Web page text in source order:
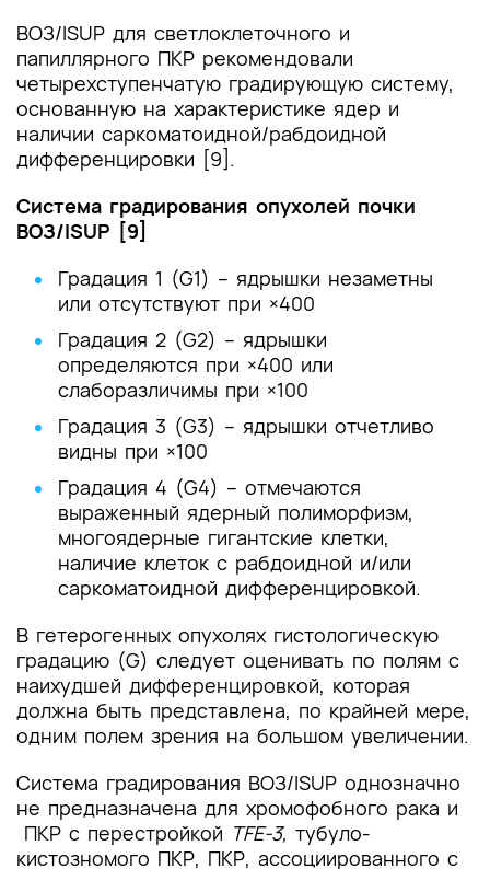
ВОЗ/ISUP для светлоклеточного и
папиллярного ПКР рекомендовали
четырехступенчатую градирующую систему,
основанную на характеристике ядер и
наличии саркоматоидной/рабдоидной
дифференцировки [9].
Система градирования опухолей почки
ВОЗ/ISUP [9]
Градация 1 (G1) – ядрышки незаметны
или отсутствуют при ×400
Градация 2 (G2) – ядрышки
определяются при ×400 или
слаборазличимы при ×100
Градация 3 (G3) – ядрышки отчетливо
видны при ×100
Градация 4 (G4) – отмечаются
выраженный ядерный полиморфизм,
многоядерные гигантские клетки,
наличие клеток с рабдоидной и/или
саркоматоидной дифференцировкой.
В гетерогенных опухолях гистологическую
градацию (G) следует оценивать по полям с
наихудшей дифференцировкой, которая
должна быть представлена, по крайней мере,
одним полем зрения на большом увеличении.
Система градирования ВОЗ/ISUP однозначно
не предназначена для хромофобного рака и
ПКР с перестройкой TFE-3, тубуло-
кистозномого ПКР, ПКР, ассоциированного с